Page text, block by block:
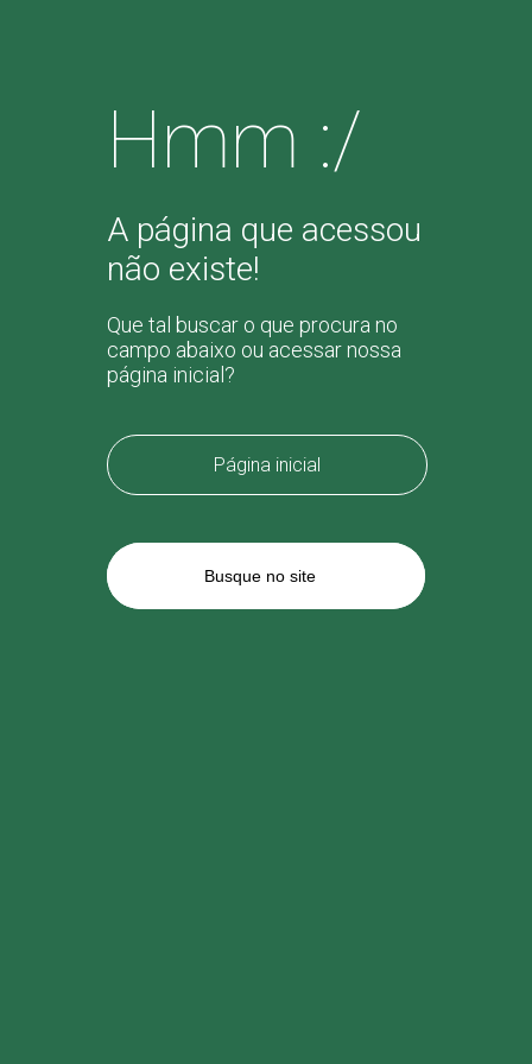
Hmm :/
A página que acessou
não existe!
Que tal buscar o que procura no
campo abaixo ou acessar nossa
página inicial?
Página inicial